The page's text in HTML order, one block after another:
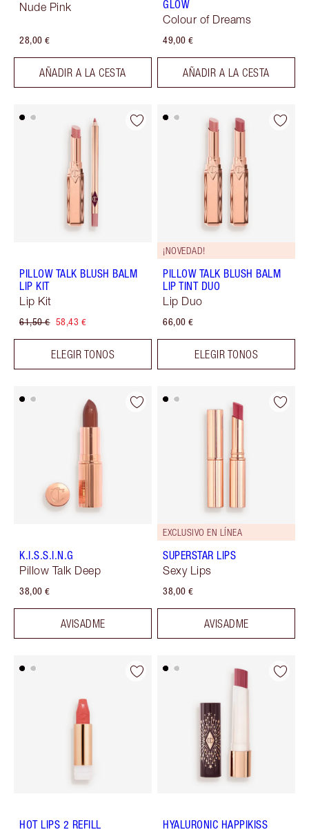
Nude Pink
28,00 €
AÑADIR A LA CESTA
GLOW
Colour of Dreams
49,00 €
AÑADIR A LA CESTA
PILLOW TALK BLUSH BALM
LIP KIT
Lip Kit
61,50 € 58,43 €
ELEGIR TONOS
¡NOVEDAD!
PILLOW TALK BLUSH BALM
LIP TINT DUO
Lip Duo
66,00 €
ELEGIR TONOS
K.I.S.S.I.N.G
Pillow Talk Deep
38,00 €
AVISADME
EXCLUSIVO EN LÍNEA
SUPERSTAR LIPS
Sexy Lips
38,00 €
AVISADME
HOT LIPS 2 REFILL
HYALURONIC HAPPIKISS